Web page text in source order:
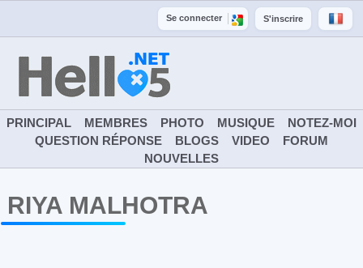
Se connecter S'inscrire
PRINCIPAL MEMBRES PHOTO MUSIQUE
NOTEZ-MOI
QUESTION RÉPONSE
BLOGS VIDEO
FORUM
NOUVELLES
RIYA MALHOTRA